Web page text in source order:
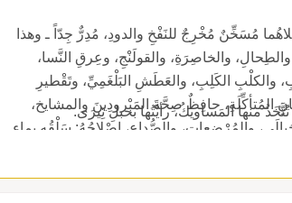
مُسَخِّنٌ مُخْرِجٌ للنَفْخِ والدودِ، مُدِرٌّ جِدّاً ـ وهذا
والخاصِرَةِ، والقولَنْجِ، وعِرقِ النَّسا،
والكلْبِ الكَلِبِ، والعَطَشِ البَلْغَمِيِّ، وتَقْطيرِ
المُتأكِّلَةِ، حافِظٌ صِحَّةَ المَبْرودِينَ والمشايخ،
والمُرْضِعاتِ، والصُّداعِ، إصْلاحُهُ: سَلْقُه بماءٍ
واحِدَتُه، وقَبيعَةُ السَّيْفِ.
منها المَساويكُ، رأيْتُها بحبلِ تِيرَى.